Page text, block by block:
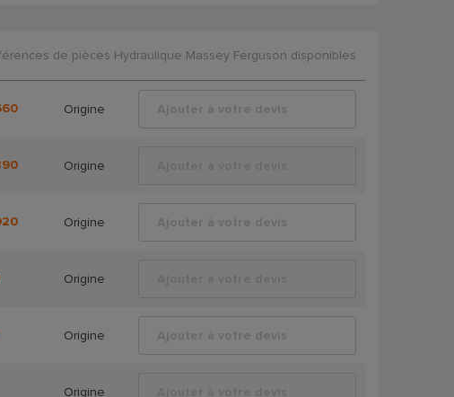
de pièces Hydraulique Massey Ferguson disponibles
Origine Ajouter à votre devis
Origine
Origine Ajouter à votre devis
Origine
Origine Ajouter à votre devis
Origine